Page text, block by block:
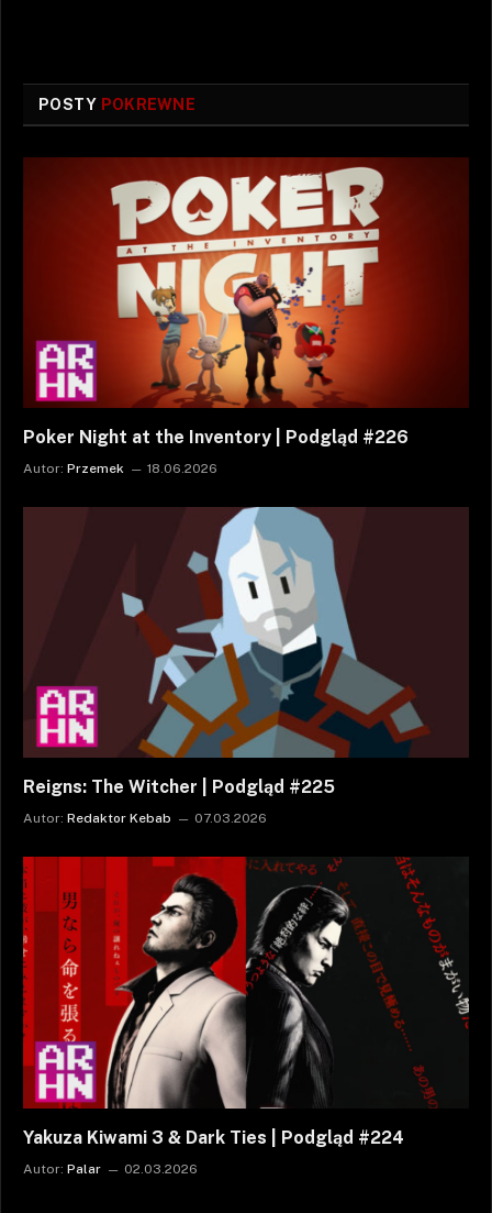
POSTY POKREWNE
Poker Night at the Inventory | Podgląd #226
Autor: Przemek 18.06.2026
Reigns: The Witcher | Podgląd #225
Autor: Redaktor Kebab 07.03.2026
Yakuza Kiwami 3 & Dark Ties | Podgląd #224
Autor: Palar 02.03.2026